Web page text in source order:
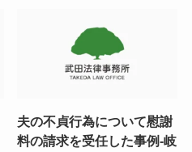
夫の不貞行為について慰謝
料の請求を受任した事例-岐